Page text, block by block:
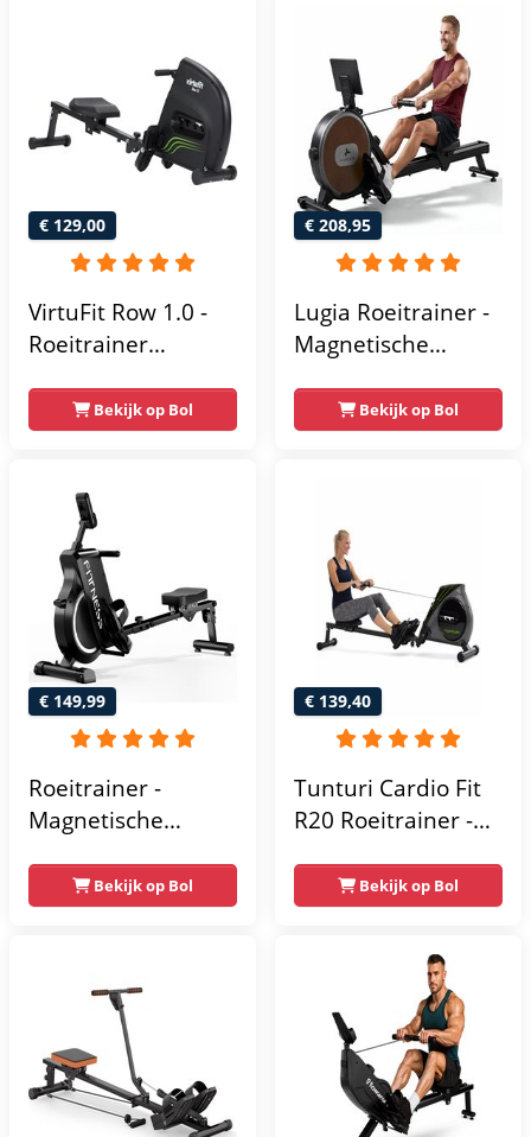
- Roeitrainers
voor thuis met
exclusieve app -
LCD-
gegevensweergave
- Eenvoudige
montage -
Geüpgradede
dubbele glijrails -
€ 129,00
VirtuFit Row 1.0 -
Roeitrainer
weerstand
inklapbaar - Met
Trainingsniveaus -
Roeimachine met
Elastische
Weerstand -
Roeiapparaat voor
Thuis - Zwart
Bekijk op Bol
€ 208,95
Lugia Roeitrainer -
Magnetische
Weerstandniveaus
- Geschikt voor
Roeiapparaat -
Bekijk op Bol
€ 149,99
Roeitrainer -
Magnetische
LCD-scherm en 16
weerstandsniveaus
capaciteit 120KG -
Stil - Zwart
Bekijk op Bol
€ 139,40
Tunturi Cardio Fit
R20 Roeitrainer -
Roeimachine met 4
weerstandsniveaus
- Roeiapparaat
Opklapbaar
Bekijk op Bol